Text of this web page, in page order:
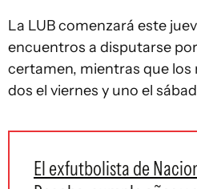
La LUB comenzará este
encuentros a disputarse
certamen, mientras que los
dos el viernes y uno el
El exfutbolista de